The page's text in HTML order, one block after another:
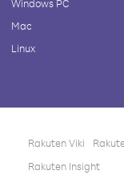
Windows PC
Mac
Linux
Rakuten Viki
Rakuten Insight